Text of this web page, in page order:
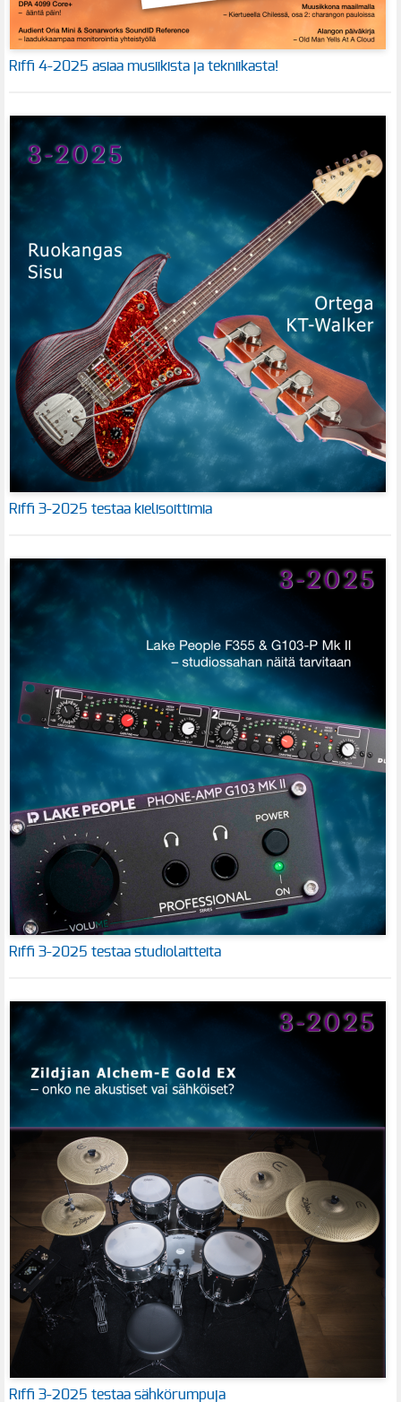
Riffi 4-2025 asiaa musiikista ja tekniikasta!
Riffi 3-2025 testaa kielisoittimia
Riffi 3-2025 testaa studiolaitteita
Riffi 3-2025 testaa sähkörumpuja